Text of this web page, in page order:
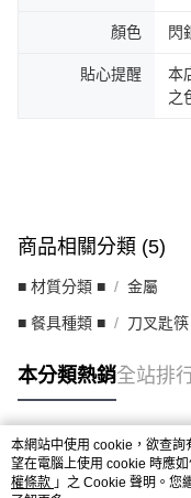
顏色 閃
貼心提醒
本
之
商品相關分類 (5)
■ 材質分類 ■ 金屬
■ 餐具種類 ■ 刀叉匙筷
本分類熱銷全站排
熱門標籤
本網站中使用 cookie，欲查
望在電腦上使用 cookie 時應
權條款 」之 Cookie 聲明。您